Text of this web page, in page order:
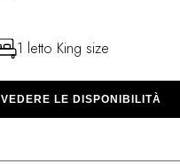
1 letto King size
VEDERE LE DISPONIBILITÀ